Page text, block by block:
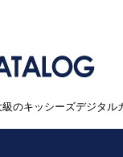
のキッシーズデジタル